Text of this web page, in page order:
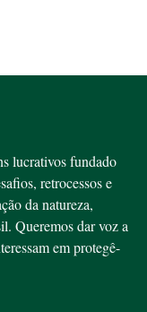
lucrativos fundado
retrocessos e
da natureza,
Queremos dar voz a
em protegê-